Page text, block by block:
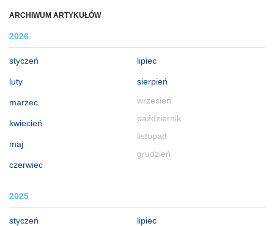
ARCHIWUM ARTYKUŁÓW
2026
styczeń
luty
marzec
kwiecień
maj
czerwiec
lipiec
sierpień
wrzesień
październik
listopad
grudzień
2025
styczeń lipiec